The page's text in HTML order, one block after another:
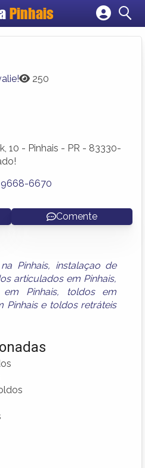
Pinhais
Cadastrar empresa
250
10 - Pinhais - PR - 83330-
6670
Comente
Pinhais, instalaçao de
articulados em Pinhais,
Pinhais,
toldos em
Pinhaise toldos retráteis